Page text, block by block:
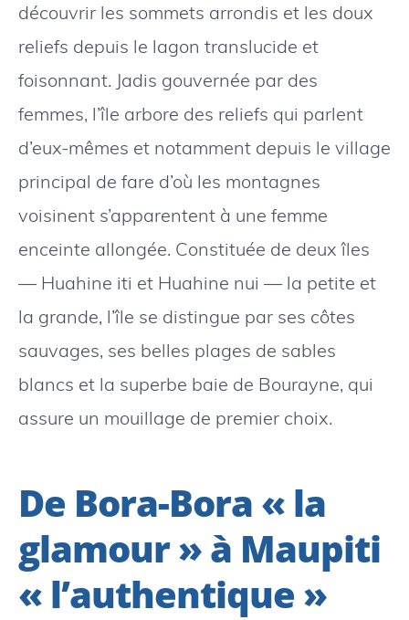
découvrir les sommets arrondis et les doux
reliefs depuis le lagon translucide et
foisonnant. Jadis gouvernée par des
femmes, l’île arbore des reliefs qui parlent
d’eux-mêmes et notamment depuis le village
principal de fare d’où les montagnes
voisinent s’apparentent à une femme
enceinte allongée. Constituée de deux îles
— Huahine iti et Huahine nui — la petite et
la grande, l’île se distingue par ses côtes
sauvages, ses belles plages de sables
blancs et la superbe baie de Bourayne, qui
assure un mouillage de premier choix.
De Bora-Bora « la
glamour » à Maupiti
« l’authentique »